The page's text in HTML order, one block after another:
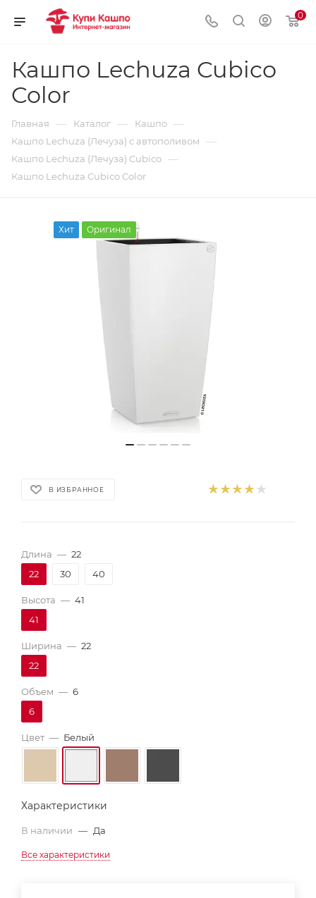
0
Кашпо Lechuza Cubico
Color
Главная — Каталог — Кашпо —
Кашпо Lechuza (Лечуза) с автополивом —
Кашпо Lechuza (Лечуза) Cubico —
Кашпо Lechuza Cubico Color
Хит Оригинал
В ИЗБРАННОЕ
Длина — 22
22
30 40
Высота — 41
41
Ширина — 22
22
Объем — 6
6
Цвет — Белый
Характеристики
В наличии — Да
Все характеристики